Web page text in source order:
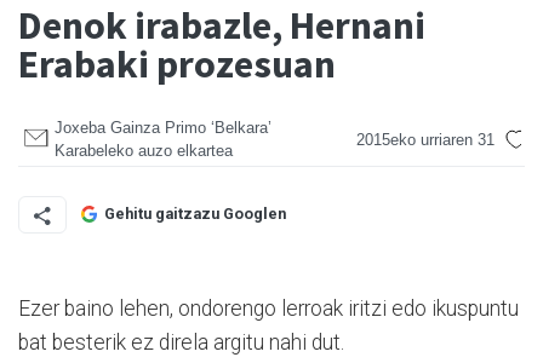
Denok irabazle, Hernani
Erabaki prozesuan
Joxeba Gainza Primo ‘Belkara’
Karabeleko auzo elkartea
2015eko urriaren 31
Gehitu gaitzazu Googlen
Ezer baino lehen, ondorengo le­rroak iritzi edo ikuspuntu
bat bes­terik ez direla argitu nahi dut.